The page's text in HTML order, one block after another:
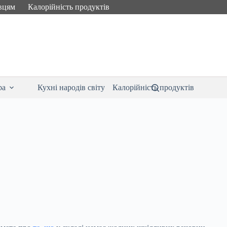
Калорійність продуктів
Кухні народів світу Калорійність продуктів